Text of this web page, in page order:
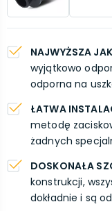
NAJWYŻSZA
wyjątkowo
odporna na
ŁATWA
metodę
żadnych
DOSKONAŁA
konstrukcji,
dokładnie i są